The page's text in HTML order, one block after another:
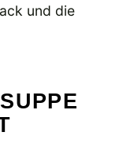
und die